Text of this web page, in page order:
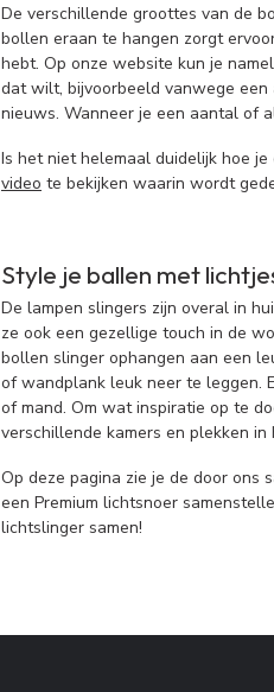
De verschillende groottes van de
bollen eraan te hangen zorgt
hebt. Op onze website kun je
dat wilt, bijvoorbeeld vanwege
nieuws. Wanneer je een aantal of
Is het niet helemaal duidelijk hoe
video te bekijken waarin wordt
Style je ballen met
De lampen slingers zijn overal in
ze ook een gezellige touch in de
bollen slinger ophangen aan een
of wandplank leuk neer te leggen.
of mand. Om wat inspiratie op te
verschillende kamers en plekken
Op deze pagina zie je de door ons
een Premium lichtsnoer
lichtslinger samen!